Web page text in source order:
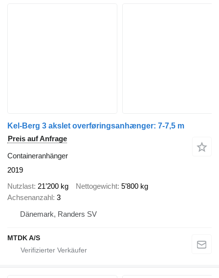
Kel-Berg 3 akslet overføringsanhænger: 7-7,5 m
Preis auf Anfrage
Containeranhänger
2019
Nutzlast 21’200 kg Nettogewicht 5’800 kg
Achsenanzahl 3
Dänemark, Randers SV
MTDK A/S